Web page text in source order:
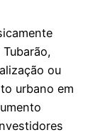
ou
urbano em